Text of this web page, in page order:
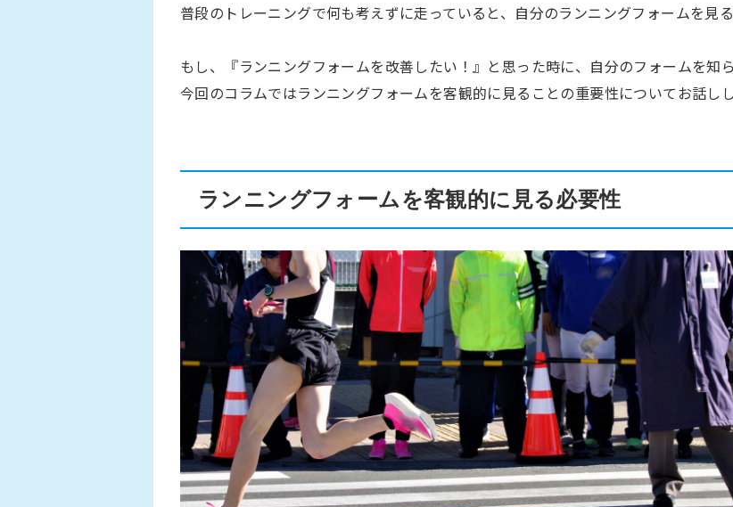
普段のトレーニングで何も考えずに走っていると、自分のランニングフォームを見
もし、『ランニングフォームを改善したい！』と思った時に、自分のフォームを知
今回のコラムではランニングフォームを客観的に見ることの重要性についてお話しし
ランニングフォームを客観的に見る必要性